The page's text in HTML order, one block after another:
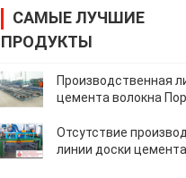
САМЫЕ ЛУЧШИЕ
ПРОДУКТЫ
Производственная
цемента волокна
Отсутствие
линии доски цемента